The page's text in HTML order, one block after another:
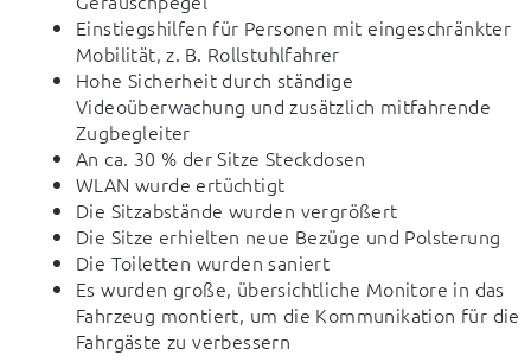
Einstiegshilfen für Personen mit eingeschränkter
Mobilität, z. B. Rollstuhlfahrer
Hohe Sicherheit durch ständige
Videoüberwachung und zusätzlich mitfahrende
Zugbegleiter
An ca. 30 % der Sitze Steckdosen
WLAN wurde ertüchtigt
Die Sitzabstände wurden vergrößert
Die Sitze erhielten neue Bezüge und Polsterung
Die Toiletten wurden saniert
Es wurden große, übersichtliche Monitore in das
Fahrzeug montiert, um die Kommunikation für die
Fahrgäste zu verbessern